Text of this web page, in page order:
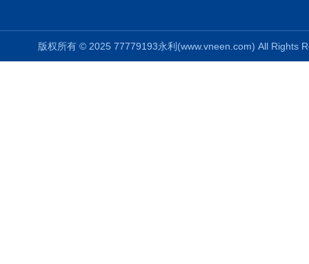
版权所有 © 2025 77779193永利(www.vneen.com) All